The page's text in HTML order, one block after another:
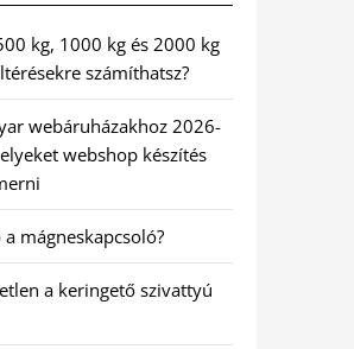
kg, 1000 kg és 2000 kg
számíthatsz?
webáruházakhoz 2026-
webshop készítés
mágneskapcsoló?
a keringető szivattyú